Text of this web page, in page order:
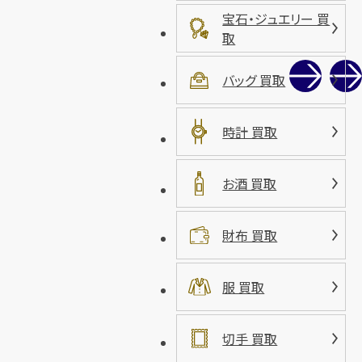
宝石・ジュエリー 買
取
バッグ 買取
時計 買取
お酒 買取
財布 買取
服 買取
切手 買取